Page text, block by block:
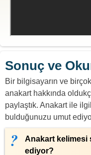
Sonuç ve
Bir bilgisayarın ve
anakart hakkında
paylaştık. Anakart ile
bulduğunuzu umut
Anakart kelimesi
ediyor?